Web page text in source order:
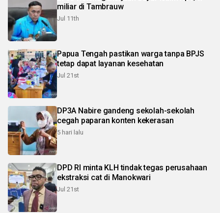
miliar di Tambrauw
Jul 11th
Papua Tengah pastikan warga tanpa BPJS
tetap dapat layanan kesehatan
Jul 21st
DP3A Nabire gandeng sekolah-sekolah
cegah paparan konten kekerasan
5 hari lalu
DPD RI minta KLH tindak tegas perusahaan
ekstraksi cat di Manokwari
Jul 21st